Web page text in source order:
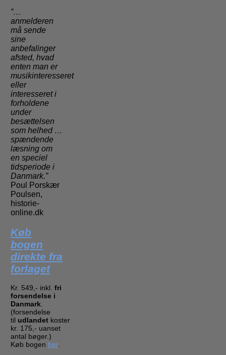
”…
anmelderen
må sende
sine
anbefalinger
afsted, hvad
enten man er
musikinteresseret
eller
interesseret i
forholdene
under
besættelsen
som helhed …
spændende
læsning om
en speciel
tidsperiode i
Danmark.”
Poul Porskær
Poulsen,
historie-
online.dk
Køb
bogen
direkte fra
forlaget
Kr. 549,- inkl. fri
forsendelse i
Danmark.
(forsendelse
til udlandet koster
kr. 175,- uanset
antal bøger.)
Køb bogen her.